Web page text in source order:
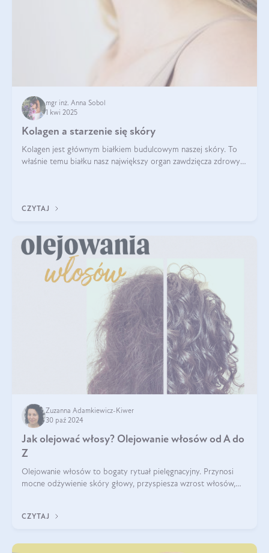
mgr inż. Anna Sobol
1 kwi 2025
Kolagen a starzenie się skóry
Kolagen jest głównym białkiem budulcowym naszej skóry. To
właśnie temu białku nasz największy organ zawdzięcza zdrowy
CZYTAJ
Zuzanna Adamkiewicz-Kiwer
30 paź 2024
Jak olejować włosy? Olejowanie włosów od A do
Z
Olejowanie włosów to bogaty rytuał pielęgnacyjny. Przynosi
mocne odżywienie skóry głowy, przyspiesza wzrost włosów,
CZYTAJ